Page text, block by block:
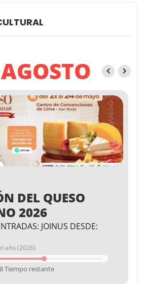
DEL QUESO
2026
JOINUS DESDE:
año (2026)
Tiempo restante